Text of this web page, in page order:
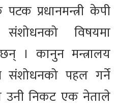
प्रधानमन्त्री केपी
विषयमा
। कानुन मन्त्रालय
संशोधनको पहल गर्ने
उनी निकट एक नेताले